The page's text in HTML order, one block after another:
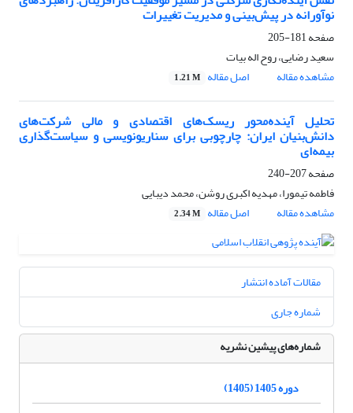
نوآورانه در پیش‌بینی و مدیریت تغییرات
صفحه181-205
سعید رضایی، روح اله بیات
مشاهده مقاله
اصل مقاله 1.21 M
تحلیل آینده‌محور ریسک‌های اقتصادی و مالی شرکت‌های
دانش‌بنیان ایران: چارچوبی برای سناریونویسی و سیاست‌گذاری
بیمه‌ای
صفحه207-240
فاطمه تیمورا، مهدیه اکبری روشن، محمد دیبایی
مشاهده مقاله
اصل مقاله 2.34 M
مقالات آماده انتشار
شماره جاری
شماره‌های پیشین نشریه
دوره 1405 (1405)